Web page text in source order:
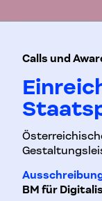
Calls und
BM für